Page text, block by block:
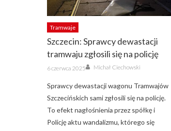
Tramwaje
Szczecin: Sprawcy dewastacji
tramwaju zgłosili się na policję
Posted
on
6 czerwca 2025 Author
Michał Ciechowski
Sprawcy dewastacji wagonu Tramwajów
Szczecińskich sami zgłosili się na policję.
To efekt nagłośnienia przez spółkę i
Policję aktu wandalizmu, którego się